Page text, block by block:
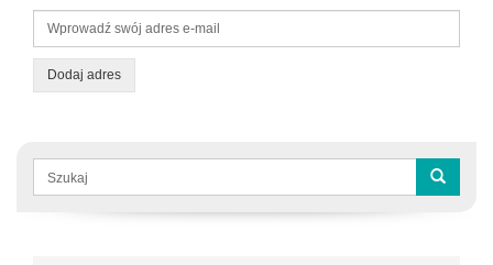
Dodaj adres
Formularz
wyszukiwania